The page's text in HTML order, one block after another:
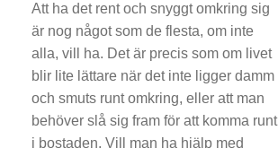
Att ha det rent och snyggt omkring sig
är nog något som de flesta, om inte
alla, vill ha. Det är precis som om livet
blir lite lättare när det inte ligger damm
och smuts runt omkring, eller att man
behöver slå sig fram för att komma runt
i bostaden. Vill man ha hjälp med